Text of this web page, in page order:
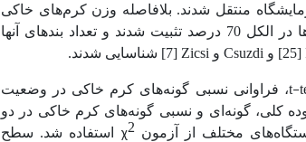
منتقل شدند. بلافاصله وزن کرم‌های خاکی
01/0 اندازه‌گیری شد. سپس نمونه‌ها در الکل 70 درصد تثبیت شدند و تعداد بندهای آنها
[25] و Csuzdi و Zicsi [7] شناسایی شدند.
t-، فراوانی نسبی گونه‌های کرم خاکی در وضعیت
کلی، گونه‌ای و نسبی گونه‌های کرم خاکی در دو
مختلف از آزمون χ2
استفاده شد. سطح